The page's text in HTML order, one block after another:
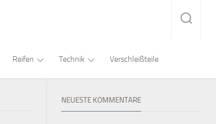
Reifen Technik
/
Kommunikation
Verschleißteile
NEUESTE KOMMENTARE